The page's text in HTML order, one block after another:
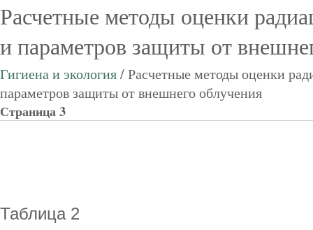
Расчетные методы оценки
и параметров защиты от
Гигиена и экология/ Расчетные методы оценки
параметров защиты от внешнего облучения
Страница 3
Таблица 2